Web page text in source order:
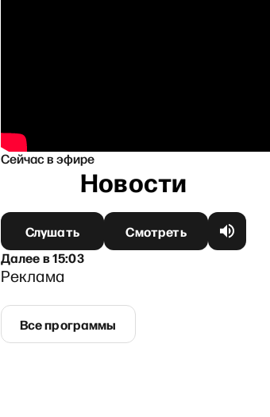
Сейчас в эфире
Слушать
Смотреть
Далеев15:03
Реклама
Все программы